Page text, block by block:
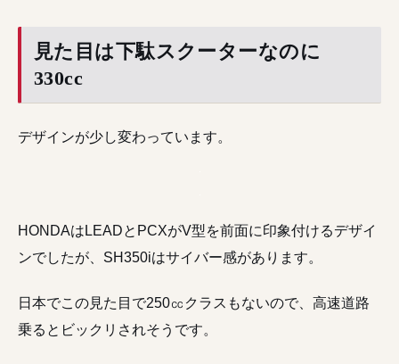
見た目は下駄スクーターなのに
330cc
デザインが少し変わっています。
HONDAはLEADとPCXがV型を前面に印象付けるデザイ
ンでしたが、SH350iはサイバー感があります。
日本でこの見た目で250㏄クラスもないので、高速道路
乗るとビックリされそうです。